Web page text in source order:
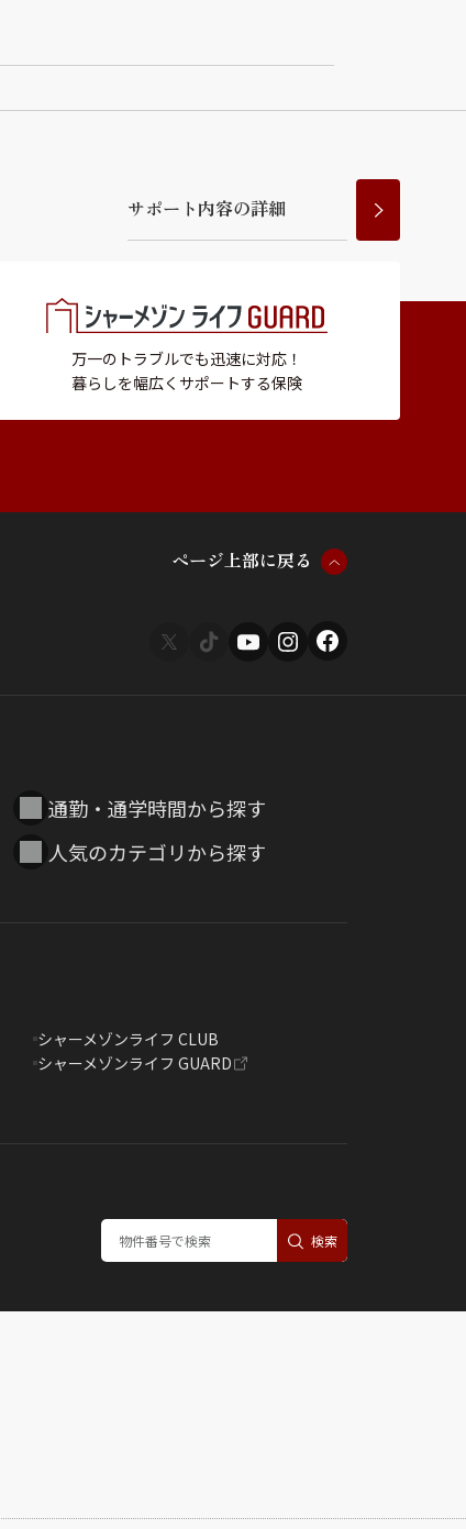
サポー ト内容の詳細
万一のトラブルでも迅速に対応！
暮らしを幅広くサポートする保険
ページ上部に戻る
通勤・通学時間から探す
人気のカテゴリから探す
シャーメゾンライフ CLUB
シャーメゾンライフ GUARD